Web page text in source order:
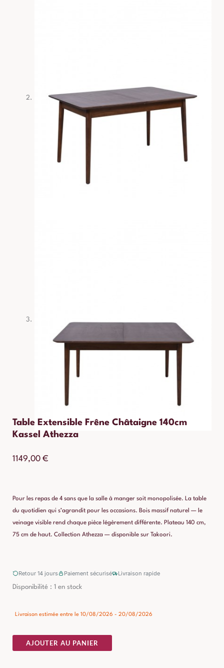
Table Extensible Frêne Châtaigne 140cm
Kassel Athezza
1149,00 €
Pour les repas de 4 sans que la salle à manger soit monopolisée. La table
du quotidien qui s’agrandit pour les occasions. Bois massif naturel — le
veinage visible rend chaque pièce légèrement différente. Plateau 140 cm,
75 cm de haut. Collection Athezza — disponible sur Takoori.
Retour 14 jours Paiement sécurisé Livraison rapide
Disponibilité : 1 en stock
Livraison estimée entre le 10/08/2026 - 20/08/2026
quantité
Table
FrêneAJOUTER AU PANIER